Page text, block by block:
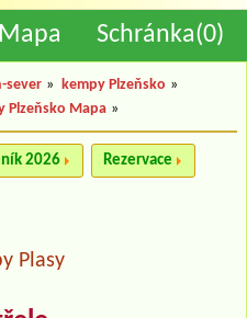
Mapa Schránka(0)
sever » kempy Plzeňsko »
Plzeňsko Mapa »
2026 Rezervace
Plasy